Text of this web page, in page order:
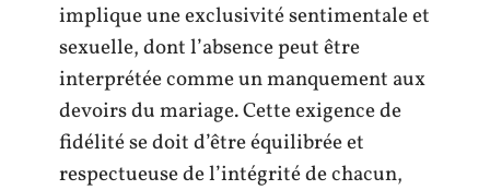
implique une exclusivité sentimentale et
sexuelle, dont l’absence peut être
interprétée comme un manquement aux
devoirs du mariage. Cette exigence de
fidélité se doit d’être équilibrée et
respectueuse de l’intégrité de chacun,